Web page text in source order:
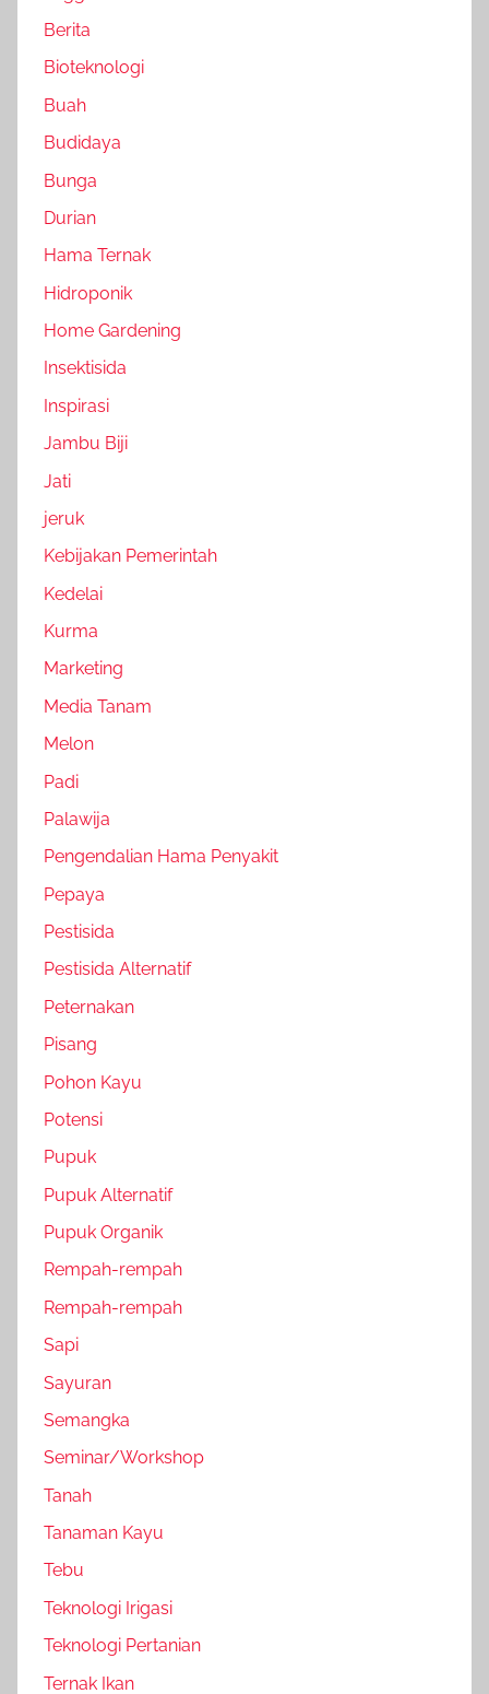
Berita
Bioteknologi
Buah
Budidaya
Bunga
Durian
Hama Ternak
Hidroponik
Home Gardening
Insektisida
Inspirasi
Jambu Biji
Jati
jeruk
Kebijakan Pemerintah
Kedelai
Kurma
Marketing
Media Tanam
Melon
Padi
Palawija
Pengendalian Hama Penyakit
Pepaya
Pestisida
Pestisida Alternatif
Peternakan
Pisang
Pohon Kayu
Potensi
Pupuk
Pupuk Alternatif
Pupuk Organik
Rempah-rempah
Rempah-rempah
Sapi
Sayuran
Semangka
Seminar/Workshop
Tanah
Tanaman Kayu
Tebu
Teknologi Irigasi
Teknologi Pertanian
Ternak Ikan